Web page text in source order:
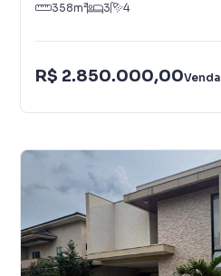
358m² 3 4
R$ 2.850.000,00Venda